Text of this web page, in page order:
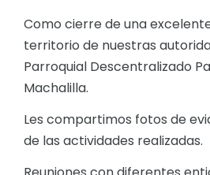
Convenios Institucionales
PRESUPUESTO: EJECUCIÓN Y
Cédulas presupuestarias
Ejecución Presupuestaria
Como cierre de una
territorio de nuestras
Parroquial Descentralizado
Machalilla.
Les compartimos fotos de
de las actividades realizadas.